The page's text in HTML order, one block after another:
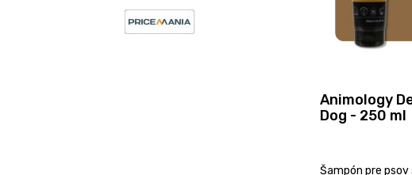
Animology
Dog - 250 ml
Šampón pre